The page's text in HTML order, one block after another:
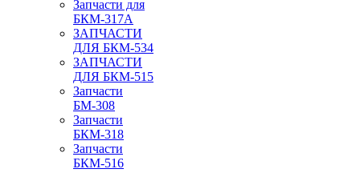
Запчасти для
БКМ-317А
ЗАПЧАСТИ
ДЛЯ БКМ-534
ЗАПЧАСТИ
ДЛЯ БКМ-515
Запчасти
БМ-308
Запчасти
БКМ-318
Запчасти
БКМ-516